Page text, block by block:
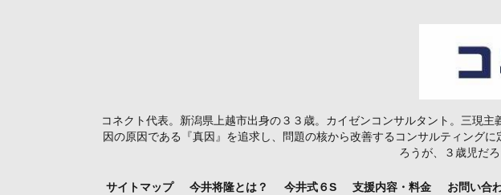
コネクト代表。新潟県上越市出身の３３歳。カイゼンコンサルタント。三現
因の原因である『真因』を追求し、問題の核から改善するコンサルティング
ろうが、３歳児だ
サイトマップ 今井将隆とは？ 今井式６S 支援内容・料金 お問い合